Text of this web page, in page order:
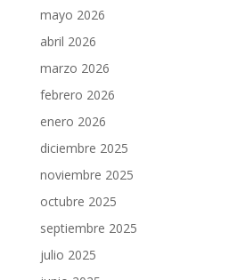
mayo 2026
abril 2026
marzo 2026
febrero 2026
enero 2026
diciembre 2025
noviembre 2025
octubre 2025
septiembre 2025
julio 2025